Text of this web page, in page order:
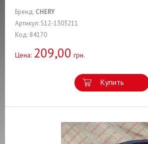
Бренд: CHERY
Артикул: S12-1303211
Код: 84170
Цена: 209,00 грн.
Купить